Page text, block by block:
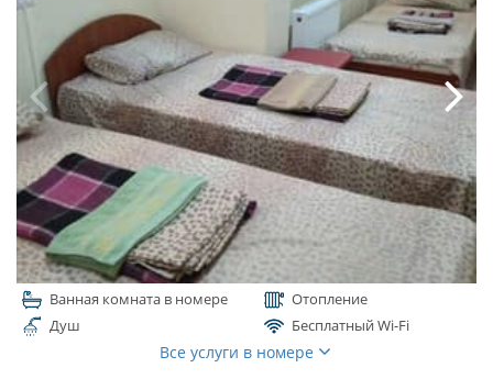
Ванная комната в номере
Отопление
Душ
Бесплатный Wi-Fi
Все услуги в номере